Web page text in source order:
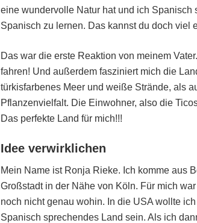
eine wundervolle Natur hat und ich Spanisch
Spanisch zu lernen. Das kannst du doch viel
Das war die erste Reaktion von meinem
fahren! Und außerdem fasziniert mich die
türkisfarbenes Meer und weiße Strände, als
Pflanzenvielfalt. Die Einwohner, also die
Das perfekte Land für mich!!!
Idee verwirklichen
Mein Name ist Ronja Rieke. Ich komme aus
Großstadt in der Nähe von Köln. Für mich
noch nicht genau wohin. In die USA wollte
Spanisch sprechendes Land sein. Als ich